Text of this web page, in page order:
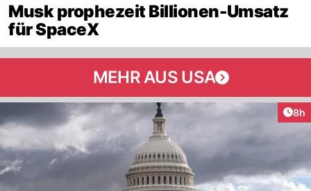
Musk prophezeit Billionen-Umsatz
für SpaceX
MEHR AUS USA
8h